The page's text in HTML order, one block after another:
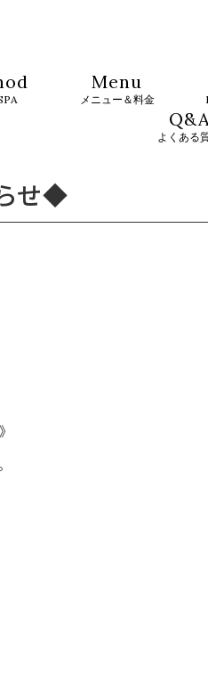
Menu
メニュー＆料金
よくある
せ◆